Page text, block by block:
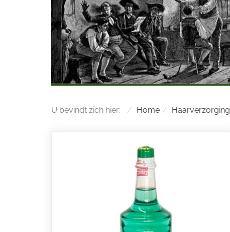
U bevindt zich hier: Home Haarverzorging